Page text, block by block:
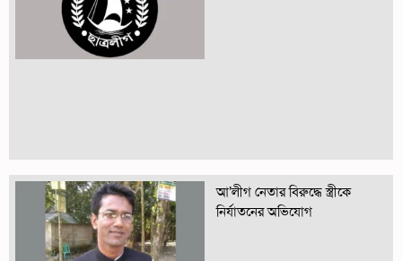
আ’লীগ নেতার বিরুদ্ধে স্ত্রীকে
নির্যাতনের অভিযোগ